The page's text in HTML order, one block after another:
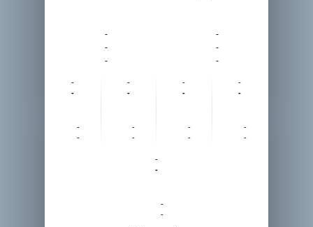
-
-
-
-
-
-
-
-
-
-
-
-
-
-
-
-
-
-
-
-
-
-
-
-
-
-